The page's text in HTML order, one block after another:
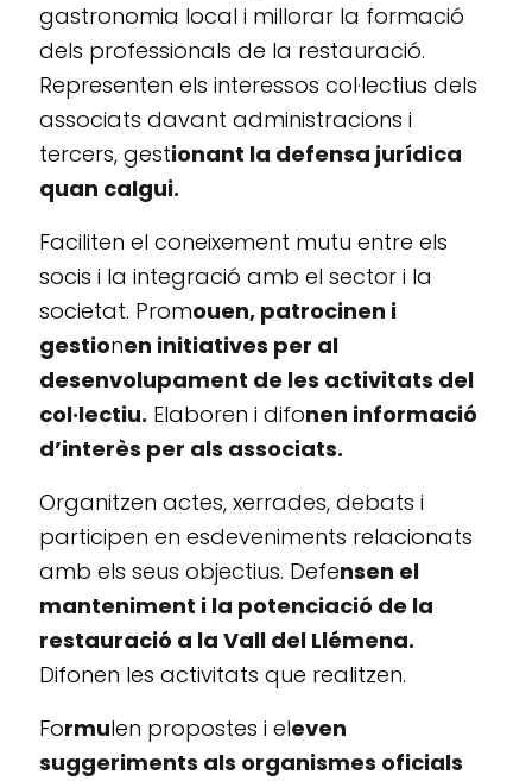
gastronomia local i millorar la formació
dels professionals de la restauració.
Representen els interessos col·lectius dels
associats davant administracions i
tercers, gestionant la defensa jurídica
quan calgui.
Faciliten el coneixement mutu entre els
socis i la integració amb el sector i la
societat. Promouen, patrocinen i
gestionen initiatives per al
desenvolupament de les activitats del
col·lectiu. Elaboren i difonen informació
d’interès per als associats.
Organitzen actes, xerrades, debats i
participen en esdeveniments relacionats
amb els seus objectius. Defensen el
manteniment i la potenciació de la
restauració a la Vall del Llémena.
Difonen les activitats que realitzen.
Formulen propostes i eleven
suggeriments als organismes oficials